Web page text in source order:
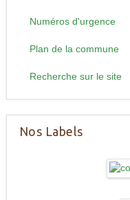
Numéros d'urgence
Plan de la commune
Recherche sur le site
Nos Labels